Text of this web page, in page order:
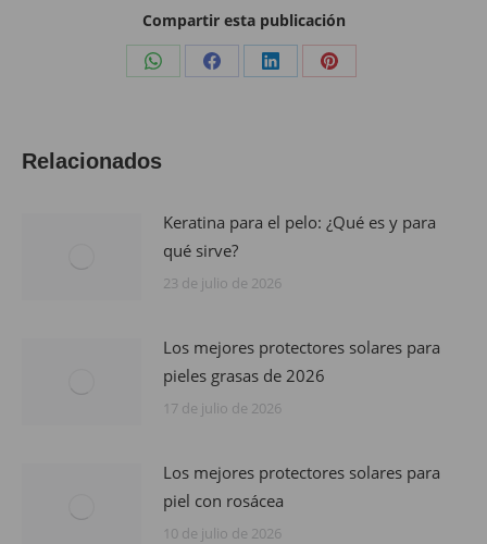
Compartir esta publicación
Share Share Share Share
Relacionados
Keratina para el pelo: ¿Qué es y para
qué sirve?
23 de julio de 2026
Los mejores protectores solares para
pieles grasas de 2026
17 de julio de 2026
Los mejores protectores solares para
piel con rosácea
10 de julio de 2026